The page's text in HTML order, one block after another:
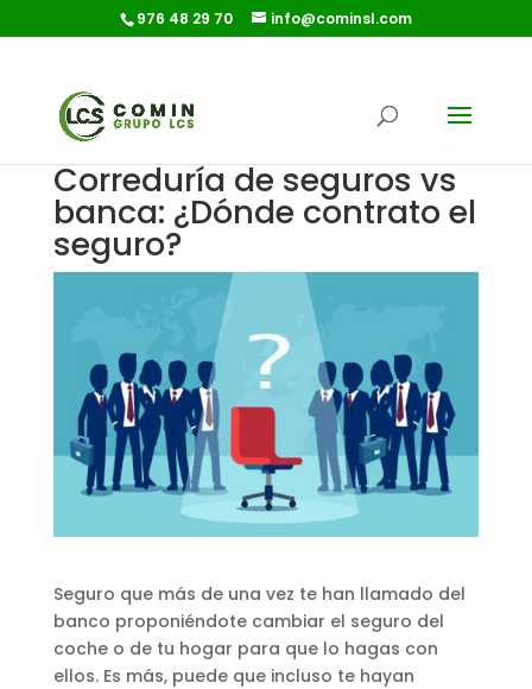
976 48 29 70 info@cominsl.com
Correduría de seguros vs
banca: ¿Dónde contrato el
seguro?
Seguro que más de una vez te han llamado del
banco proponiéndote cambiar el seguro del
coche o de tu hogar para que lo hagas con
ellos. Es más, puede que incluso te hayan